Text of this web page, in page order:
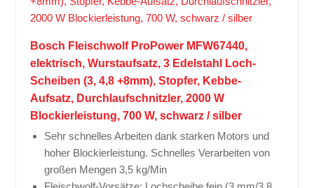
Bosch Fleischwolf ProPower MFW67440,
elektrisch, Wurstaufsatz, 3 Edelstahl Loch-
Scheiben (3, 4,8 +8mm), Stopfer, Kebbe-
Aufsatz, Durchlaufschnitzler, 2000 W
Blockierleistung, 700 W, schwarz / silber
Sehr schnelles Arbeiten dank starken Motors und
hoher Blockierleistung. Schnelles Verarbeiten von
großen Mengen 3,5 kg/Min